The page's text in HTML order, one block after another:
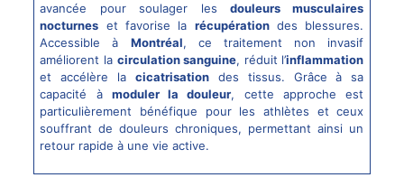
avancée pour soulager les douleurs musculaires
nocturnes et favorise la récupérationdes blessures.
Accessible à Montréal, ce traitement non invasif
améliorent la circulation sanguine, réduit l’inflammation
et accélère la cicatrisationdes tissus. Grâce à sa
capacité à moduler la douleur, cette approche est
particulièrement bénéfique pour les athlètes et ceux
souffrant dedouleurs chroniques, permettant ainsi un
retour rapide à une vie active.